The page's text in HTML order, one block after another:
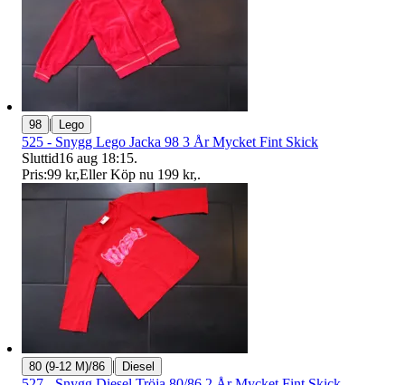
98 | Lego
525 - Snygg Lego Jacka 98 3 År Mycket Fint Skick
Sluttid16 aug 18:15.
Pris:99 kr,Eller Köp nu 199 kr,.
80 (9-12 M)/86 | Diesel